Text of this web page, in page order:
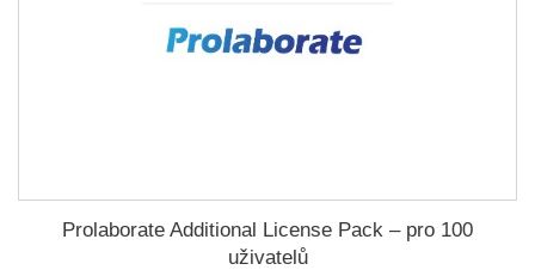
Prolaborate Additional License Pack – pro 100
uživatelů